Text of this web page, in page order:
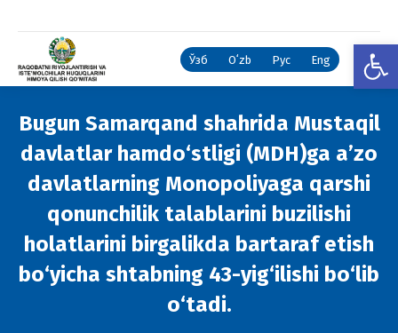
Ўзб Oʻzb Рус Eng
Bugun Samarqand shahrida Mustaqil
davlatlar hamdo‘stligi (MDH)ga a’zo
davlatlarning Monopoliyaga qarshi
qonunchilik talablarini buzilishi
holatlarini birgalikda bartaraf etish
bo‘yicha shtabning 43-yig‘ilishi bo‘lib
o‘tadi.